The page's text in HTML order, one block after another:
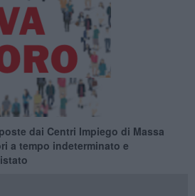
dai Centri Impiego di Massa
a tempo indeterminato e